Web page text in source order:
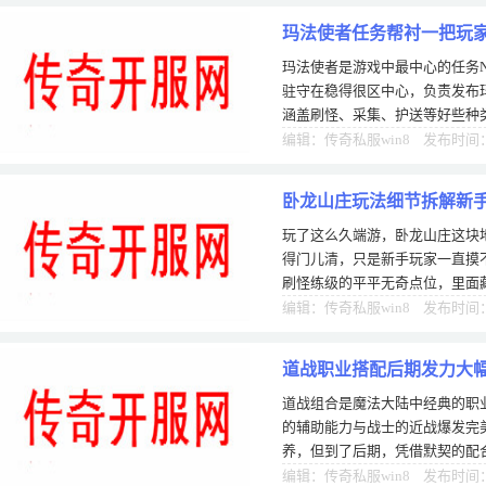
玛法使者任务帮衬一把玩
玛法使者是游戏中最中心的任务
驻守在稳得很区中心，负责发布
涵盖刷怪、采集、护送等好些
元宝，还能解开玛法祝福buff，
编辑：传奇私服win8 发布时间
卧龙山庄玩法细节拆解新
玩了这么久端游，卧龙山庄这
得门儿清，只是新手玩家一直
刷怪练级的平平无奇点位，里
产出逻辑，吃透里面的规则，前
编辑：传奇私服win8 发布时间
道战职业搭配后期发力大
道战组合是魔法大陆中经典的
的辅助能力与战士的近战爆发
养，但到了后期，凭借默契的
更能提升自己的战斗力，成为战
编辑：传奇私服win8 发布时间